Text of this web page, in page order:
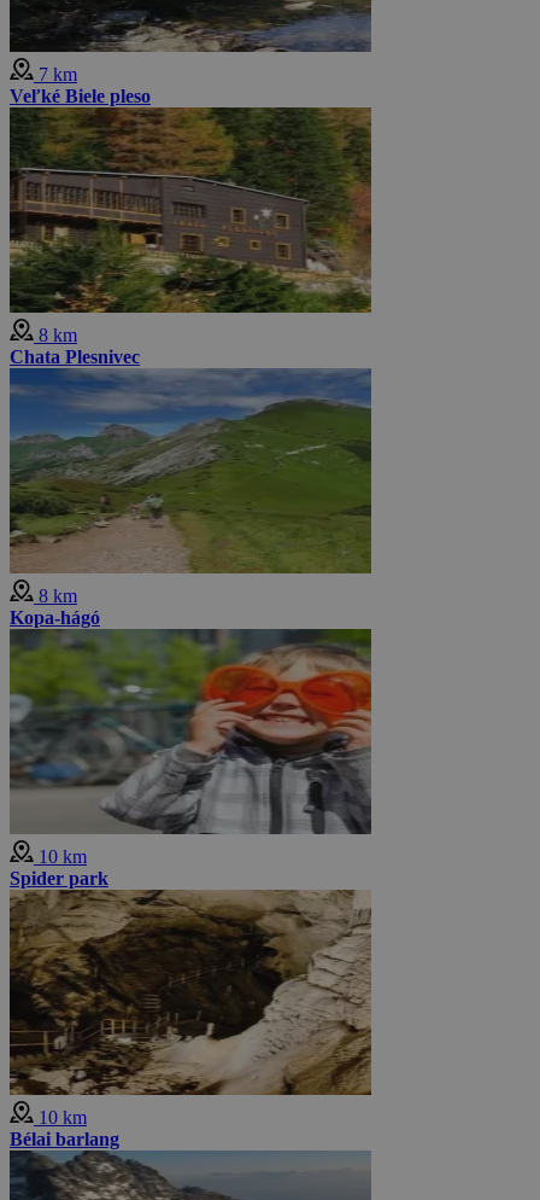
7 km
Veľké Biele pleso
8 km
Chata Plesnivec
8 km
Kopa-hágó
10 km
Spider park
10 km
Bélai barlang